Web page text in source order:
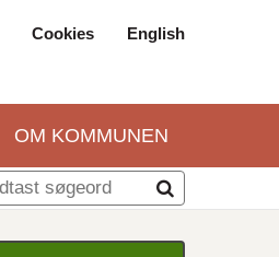
Cookies English
OM KOMMUNEN